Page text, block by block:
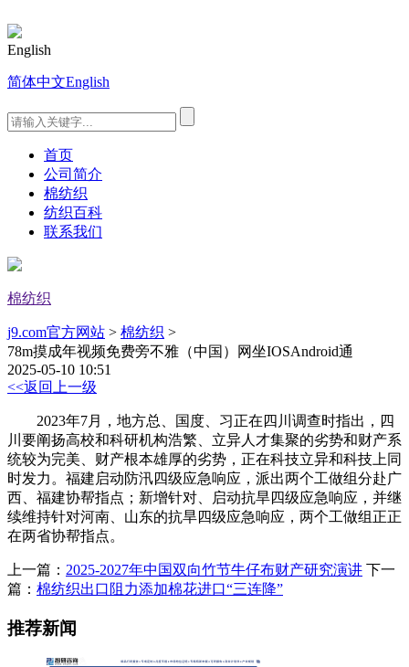
English
简体中文English
首页
公司简介
棉纺织
纺织百科
联系我们
棉纺织
j9.com官方网站 > 棉纺织 >
78m摸成年视频免费旁不雅（中国）网坐IOSAndroid通
2025-05-10 10:51
<<返回上一级
2023年7月，地方总、国度、习正在四川调查时指出，四
川要阐扬高校和科研机构浩繁、立异人才集聚的劣势和财产系
统较为完美、财产根本雄厚的劣势，正在科技立异和科技上同
时发力。福建启动防汛四级应急响应，派出两个工做组分赴广
西、福建协帮指点；新增针对、启动抗旱四级应急响应，并继
续维持针对河南、山东的抗旱四级应急响应，两个工做组正正
在两省协帮指点。
上一篇： 2025-2027年中国双向竹节牛仔布财产研究演讲 下一
篇： 棉纺织出口阻力添加棉花进口“三连降”
推荐新闻